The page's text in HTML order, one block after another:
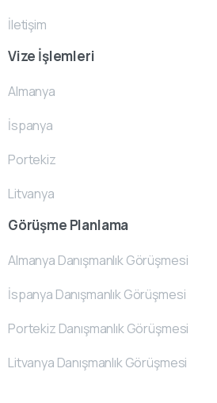
İletişim
Vize İşlemleri
Almanya
İspanya
Portekiz
Litvanya
Görüşme Planlama
Almanya Danışmanlık Görüşmesi
İspanya Danışmanlık Görüşmesi
Portekiz Danışmanlık Görüşmesi
Litvanya Danışmanlık Görüşmesi